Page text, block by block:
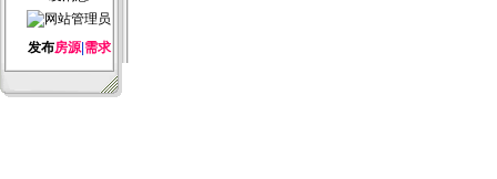
发布房源| 需求